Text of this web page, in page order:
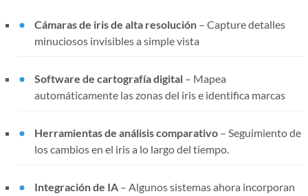
Cámaras de iris de alta resolución – Capture detalles
minuciosos invisibles a simple vista
Software de cartografía digital – Mapea
automáticamente las zonas del iris e identifica marcas
Herramientas de análisis comparativo – Seguimiento de
los cambios en el iris a lo largo del tiempo.
Integración de IA – Algunos sistemas ahora incorporan